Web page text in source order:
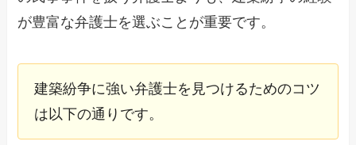
が豊富な弁護士を選ぶことが重要です。
建築紛争に強い弁護士を見つけるためのコツ
は以下の通りです。